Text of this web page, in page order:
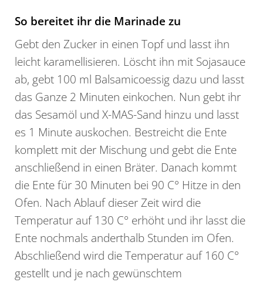
So bereitet ihr die Marinade zu
Gebt den Zucker in einen Topf und lasst ihn
leicht karamellisieren. Löscht ihn mit Sojasauce
ab, gebt 100 ml Balsamicoessig dazu und lasst
das Ganze 2 Minuten einkochen. Nun gebt ihr
das Sesamöl und X-MAS-Sand hinzu und lasst
es 1 Minute auskochen. Bestreicht die Ente
komplett mit der Mischung und gebt die Ente
anschließend in einen Bräter. Danach kommt
die Ente für 30 Minuten bei 90 C° Hitze in den
Ofen. Nach Ablauf dieser Zeit wird die
Temperatur auf 130 C° erhöht und ihr lasst die
Ente nochmals anderthalb Stunden im Ofen.
Abschließend wird die Temperatur auf 160 C°
gestellt und je nach gewünschtem